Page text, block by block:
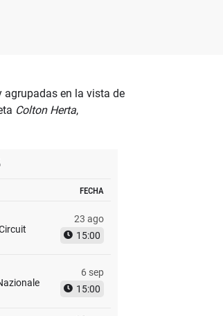
en la vista de
Colton Herta,
FECHA
23 ago
15:00
6 sep
15:00